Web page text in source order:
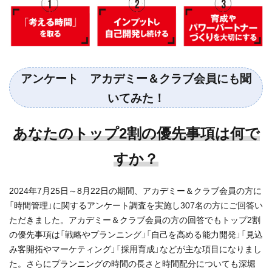
アンケート アカデミー＆クラブ会員にも聞
いてみた！
あなたのトップ2割の優先事項は何で
すか？
2024年7月25日～8月22日の期間、アカデミー＆クラブ会員の方に
「時間管理」に関するアンケート調査を実施し307名の方にご回答い
ただきました。アカデミー＆クラブ会員の方の回答でもトップ2割
の優先事項は「戦略やプランニング」「自己を高める能力開発」「見込
み客開拓やマーケティング」「採用育成」などが主な項目になりまし
た。さらにプランニングの時間の長さと時間配分についても深堀